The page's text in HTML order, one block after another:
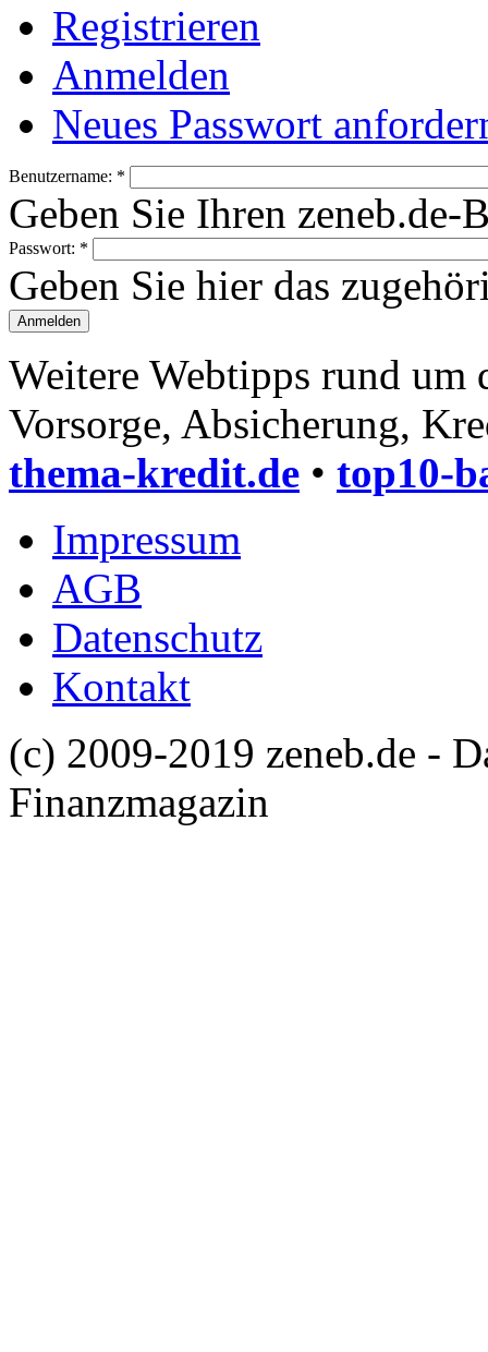
Registrieren
Anmelden
Neues Passwort
Benutzername: *
Geben Sie Ihren zeneb.de-
Passwort: *
Geben Sie hier das
Weitere Webtipps rund um
Vorsorge, Absicherung,
thema-kredit.de • top10-
Impressum
AGB
Datenschutz
Kontakt
(c) 2009-2019 zeneb.de -
Finanzmagazin